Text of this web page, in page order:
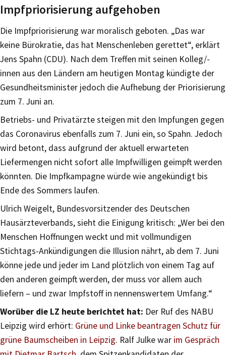
Impfpriorisierung aufgehoben
Die Impfpriorisierung war moralisch geboten. „Das war
keine Bürokratie, das hat Menschenleben gerettet“, erklärt
Jens Spahn (CDU). Nach dem Treffen mit seinen Kolleg/-
innen aus den Ländern am heutigen Montag kündigte der
Gesundheitsminister jedoch die Aufhebung der Priorisierung
zum 7. Juni an.
Betriebs- und Privatärzte steigen mit den Impfungen gegen
das Coronavirus ebenfalls zum 7. Juni ein, so Spahn. Jedoch
wird betont, dass aufgrund der aktuell erwarteten
Liefermengen nicht sofort alle Impfwilligen geimpft werden
könnten. Die Impfkampagne würde wie angekündigt bis
Ende des Sommers laufen.
Ulrich Weigelt, Bundesvorsitzender des Deutschen
Hausärzteverbands, sieht die Einigung kritisch: „Wer bei den
Menschen Hoffnungen weckt und mit vollmundigen
Stichtags-Ankündigungen die Illusion nährt, ab dem 7. Juni
könne jede und jeder im Land plötzlich von einem Tag auf
den anderen geimpft werden, der muss vor allem auch
liefern – und zwar Impfstoff in nennenswertem Umfang.“
Worüber die LZ heute berichtet hat: Der Ruf des NABU
Leipzig wird erhört: Grüne und Linke beantragen Schutz für
grüne Baumscheiben in Leipzig. Ralf Julke war im Gespräch